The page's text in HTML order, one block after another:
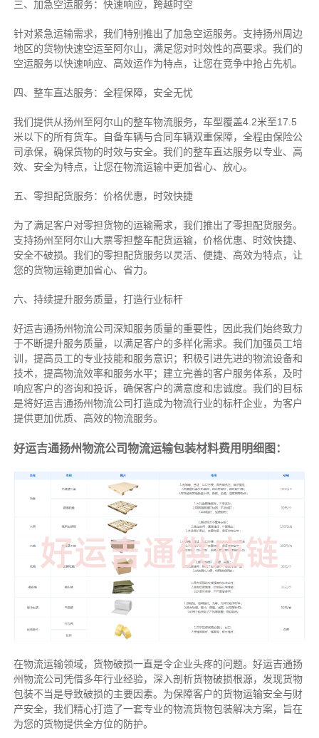
三、加急空运服务：快速响应，跨越时空
针对紧急运输需求，我们特别推出了加急空运服务。支持扬州周边
地区的货物快速空运至阿尔山，满足您对时效性的高要求。我们的
空运服务以快速响应、高效运作为特点，让您在竞争中抢占先机。
四、整车直达服务：全程保障，安全无忧
我们提供从扬州至阿尔山的整车物流服务，车型覆盖4.2米至17.5
米以下的所有货车。自备车辆与合同车辆双重保障，全程由保险公
司承保，确保货物的时效与安全。我们的整车直达服务以专业、高
效、安全为特点，让您在物流运输中更加省心、放心。
五、零担配货服务：价格优惠，时效快捷
为了满足客户对零担货物的运输需求，我们推出了零担配货服务。
支持扬州至阿尔山大票零担整车配货运输，价格优惠、时效快捷、
安全不破损。我们的零担配货服务以灵活、便捷、高效为特点，让
您的货物运输更加省心、省力。
六、持续提升服务质量，打造行业标杆
好运吉通扬州物流公司深知服务质量的重要性，因此我们始终致力
于不断提升服务质量，以满足客户的多样化需求。我们加强员工培
训，提高员工的专业技能和服务意识；积极引进先进的物流设备和
技术，提高物流效率和服务水平；建立完善的客户服务体系，及时
响应客户的咨询和投诉，确保客户的满意度和忠诚度。我们的目标
是将好运吉通扬州物流公司打造成为物流行业的标杆企业，为客户
提供更加优质、高效的物流服务。
好运吉通扬州物流公司物流运输包装材料费用明细图：
在物流运输领域，货物破损一直是令企业头疼的问题。好运吉通扬
州物流公司凭借多年行业经验，深入剖析货物破损根源，发现货物
包装不当是导致破损的主要因素。为保障客户的货物运输安全与财
产安全，我们精心打造了一套专业的物流货物包装解决方案，旨在
为您的货物提供全方位的防护。